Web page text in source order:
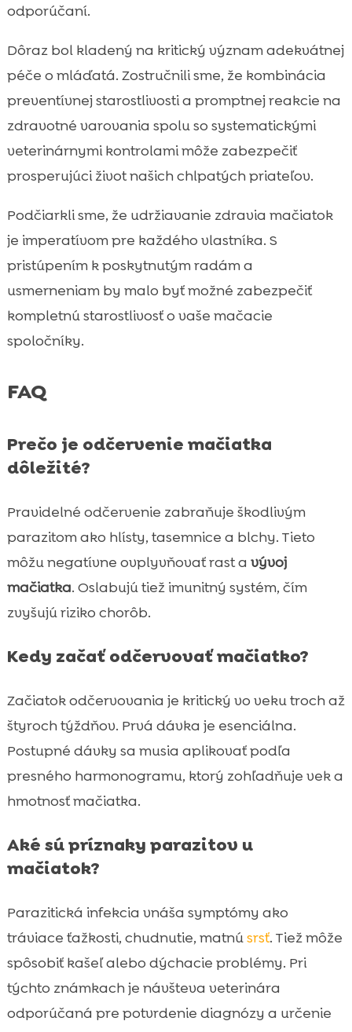
odporúčaní.
Dôraz bol kladený na kritický význam adekvátnej
péče o mláďatá. Zostručnili sme, že kombinácia
preventívnej starostlivosti a promptnej reakcie na
zdravotné varovania spolu so systematickými
veterinárnymi kontrolami môže zabezpečiť
prosperujúci život našich chlpatých priateľov.
Podčiarkli sme, že udržiavanie zdravia mačiatok
je imperatívom pre každého vlastníka. S
pristúpením k poskytnutým radám a
usmerneniam by malo byť možné zabezpečiť
kompletnú starostlivosť o vaše mačacie
spoločníky.
FAQ
Prečo je odčervenie mačiatka
dôležité?
Pravidelné odčervenie zabraňuje škodlivým
parazitom ako hlísty, tasemnice a blchy. Tieto
môžu negatívne ovplyvňovať rast a vývoj
mačiatka. Oslabujú tiež imunitný systém, čím
zvyšujú riziko chorôb.
Kedy začať odčervovať mačiatko?
Začiatok odčervovania je kritický vo veku troch až
štyroch týždňov. Prvá dávka je esenciálna.
Postupné dávky sa musia aplikovať podľa
presného harmonogramu, ktorý zohľadňuje vek a
hmotnosť mačiatka.
Aké sú príznaky parazitov u
mačiatok?
Parazitická infekcia vnáša symptómy ako
tráviace ťažkosti, chudnutie, matnúsrsť. Tiež môže
spôsobiť kašeľ alebo dýchacie problémy. Pri
týchto známkach je návšteva veterinára
odporúčaná pre potvrdenie diagnózy a určenie